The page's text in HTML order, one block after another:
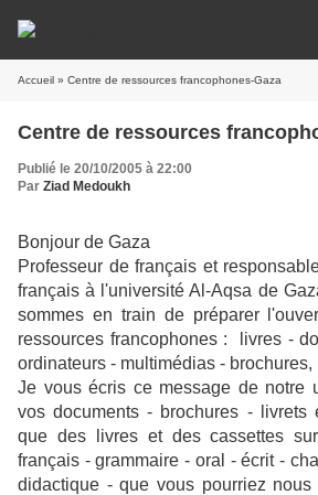
Accueil » Centre de ressources francophones-Gaza
Centre de ressources
Publié le 20/10/2005 à 22:00
Par Ziad Medoukh
Bonjour de Gaza
Professeur de français et
français à l'université Al-Aqsa de
sommes en train de préparer
ressources francophones : livres -
ordinateurs - multimédias -
Je vous écris ce message de notre
vos documents - brochures - livrets
que des livres et des cassettes
français - grammaire - oral - écrit -
didactique - que vous pourriez